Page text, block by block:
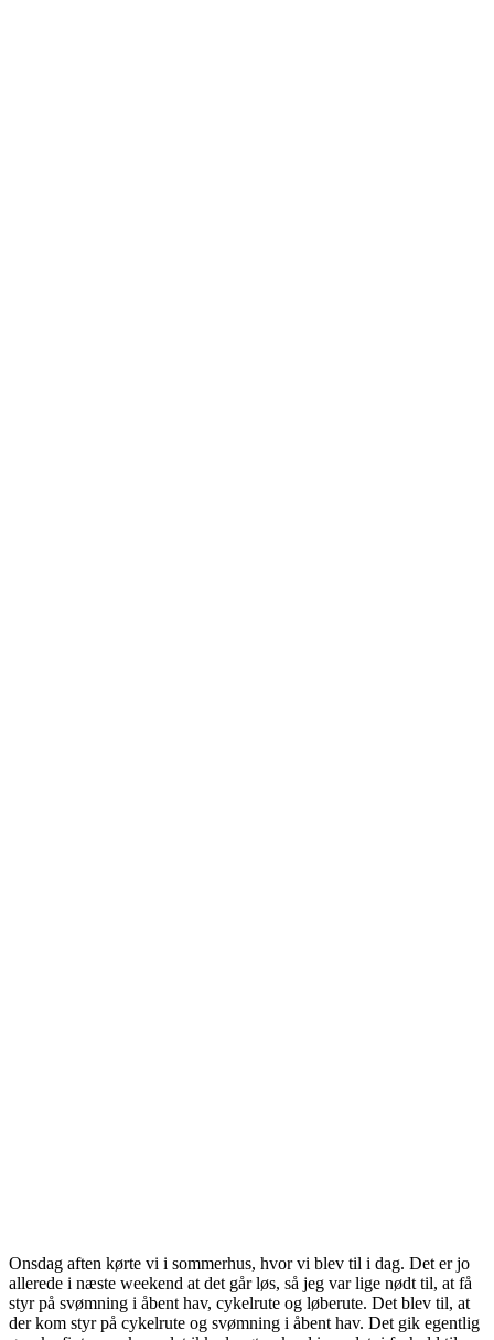
Onsdag aften kørte vi i sommerhus, hvor vi blev til i dag. Det er jo
allerede i næste weekend at det går løs, så jeg var lige nødt til, at få
styr på svømning i åbent hav, cykelrute og løberute. Det blev til, at
der kom styr på cykelrute og svømning i åbent hav. Det gik egentlig